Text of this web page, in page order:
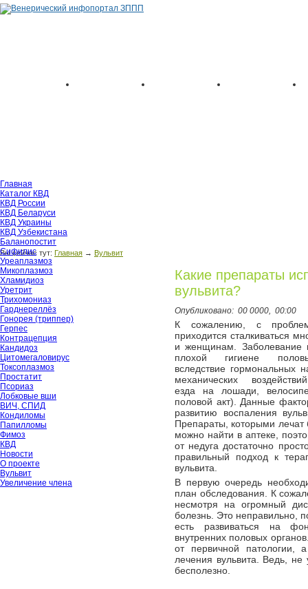
Главная
Каталог КВД
КВД России
КВД Беларуси
КВД Украины
КВД Узбекистана
Баланопостит
Сифилис
Уреаплазмоз
Микоплазмоз
Хламидиоз
Уретрит
Трихомониаз
Гарднереллёз
Гонорея (триппер)
Герпес
Контрацепция
Кандидоз
Цитомегаловирус
Токсоплазмоз
Простатит
Псориаз
Лобковые вши
ВИЧ, СПИД
Кондиломы
Папилломы
Фимоз
КВД
Новости
О проекте
Вульвит
Увеличение члена
Вы сейчас тут: Главная → Вульвит
Какие препараты
вульвита?
Опубликовано: 00 0000, 00:00
К сожалению, с
приходится сталкиваться
и женщинам. Заболевание
плохой гигиене
вследствие гормональных
механических
езда на лошади,
половой акт). Данные
развитию воспаления
Препараты, которыми лечат
можно найти в аптеке,
от недуга достаточно
правильный подход к
вульвита.
В первую очередь
план обследования. К
несмотря на огромный
болезнь. Это неправильно,
есть развиваться на
внутренних половых
от первичной патологии,
лечения вульвита. Ведь, не
бесполезно.